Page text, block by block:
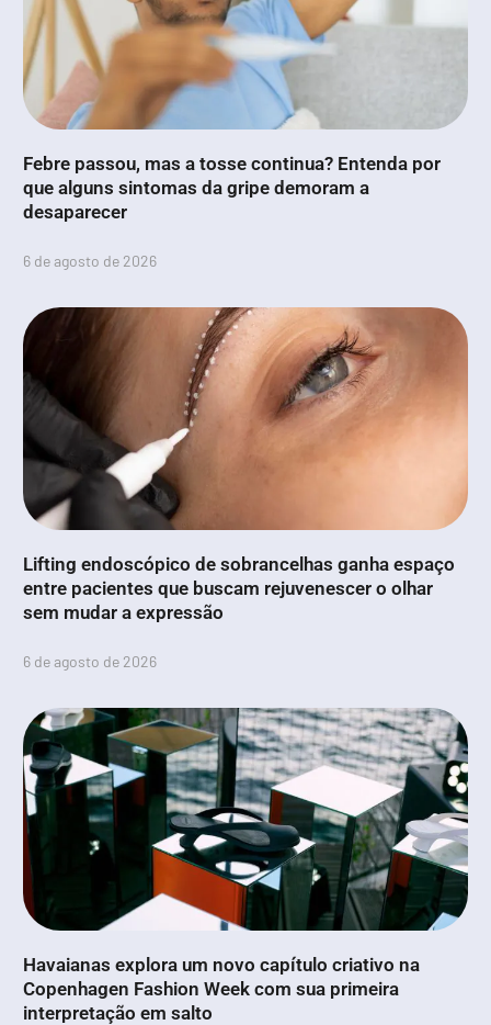
Febre passou, mas a tosse continua? Entenda por
que alguns sintomas da gripe demoram a
desaparecer
6 de agosto de 2026
Lifting endoscópico de sobrancelhas ganha espaço
entre pacientes que buscam rejuvenescer o olhar
sem mudar a expressão
6 de agosto de 2026
Havaianas explora um novo capítulo criativo na
Copenhagen Fashion Week com sua primeira
interpretação em salto